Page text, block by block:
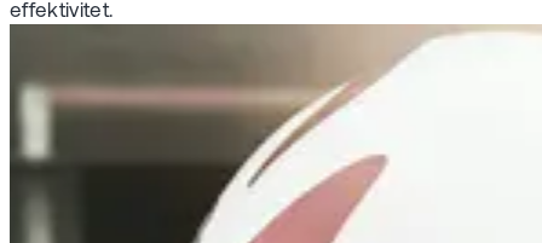
effektivitet.